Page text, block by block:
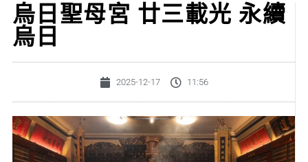
烏日聖母宮 廿三載光 永續
烏日
2025-12-17 11:56